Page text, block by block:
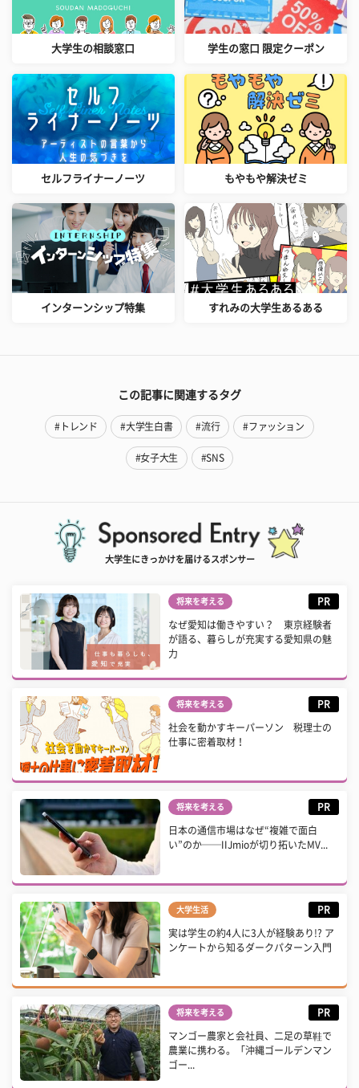
大学生の相談窓口 学生の窓口 限定クーポン
セルフライナーノーツ もやもや解決ゼミ
インターンシップ特集 すれみの大学生あるある
この記事に関連するタグ
#トレンド #大学生白書 #流行 #ファッション
#女子大生 #SNS
大学生にきっかけを届けるスポンサー
将来を考える PR
なぜ愛知は働きやすい？ 東京経験者
が語る、暮らしが充実する愛知県の魅
力
将来を考える PR
社会を動かすキーパーソン 税理士の
仕事に密着取材！
将来を考える PR
日本の通信市場はなぜ“複雑で面白
い”のか──IIJmioが切り拓いたMV...
大学生活 PR
実は学生の約4人に3人が経験あり!? ア
ンケートから知るダークパターン入門
将来を考える PR
マンゴー農家と会社員、二足の草鞋で
農業に携わる。「沖縄ゴールデンマン
ゴー...